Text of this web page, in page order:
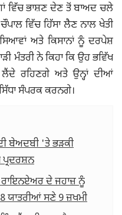
ਵਿੱਚ ਭਾਸ਼ਣ ਦੇਣ ਤੋਂ ਬਾਅਦ ਚਲੇ
ਵਿੱਚ ਹਿੱਸਾ ਲੈਣ ਨਾਲ ਖੇਤੀ
ਅਤੇ ਕਿਸਾਨਾਂ ਨੂੰ ਦਰਪੇਸ਼
ਮੰਤਰੀ ਨੇ ਕਿਹਾ ਕਿ ਉਹ ਭਵਿੱਖ
ਲੈਂਦੇ ਰਹਿਣਗੇ ਅਤੇ ਉਨ੍ਹਾਂ ਦੀਆਂ
ਸੰਪਰਕ ਕਰਨਗੇ।
ਬੇਅਦਬੀ 'ਤੇ ਭੜਕੀ
ਰਾਇਨਏਅਰ ਦੇ ਜਹਾਜ਼ ਨੂੰ
ਯਾਤਰੀਆਂ ਸਣੇ 9 ਜ਼ਖਮੀ